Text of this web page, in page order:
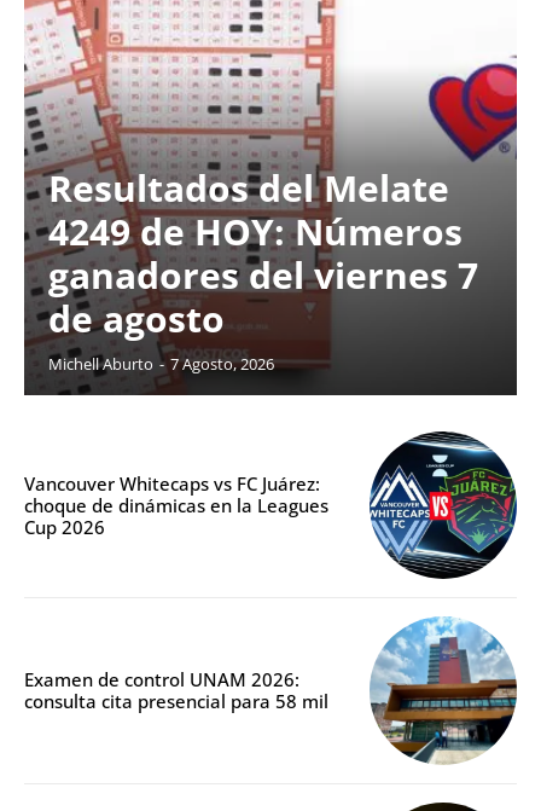
Resultados del Melate
4249 de HOY: Números
ganadores del viernes 7
de agosto
Michell Aburto - 7 Agosto, 2026
Vancouver Whitecaps vs FC Juárez:
choque de dinámicas en la Leagues
Cup 2026
Examen de control UNAM 2026:
consulta cita presencial para 58 mil